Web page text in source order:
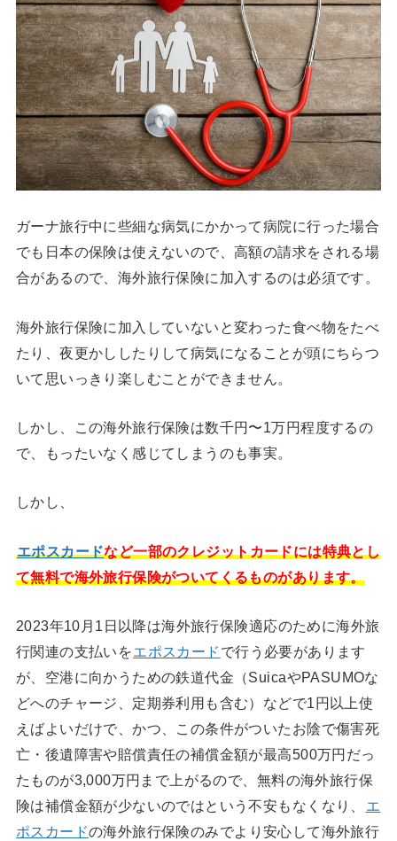
ガーナ旅行中に些細な病気にかかって病院に行った場合
でも日本の保険は使えないので、高額の請求をされる場
合があるので、海外旅行保険に加入するのは必須です。
海外旅行保険に加入していないと変わった食べ物をたべ
たり、夜更かししたりして病気になることが頭にちらつ
いて思いっきり楽しむことができません。
しかし、この海外旅行保険は数千円〜1万円程度するの
で、もったいなく感じてしまうのも事実。
しかし、
エポスカードなど一部のクレジットカードには特典とし
て無料で海外旅行保険がついてくるものがあります。
2023年10月1日以降は海外旅行保険適応のために海外旅
行関連の支払いをエポスカード で行う必要があります
が、空港に向かうための鉄道代金（SuicaやPASUMOな
どへのチャージ、定期券利用も含む）などで1円以上使
えばよいだけで、かつ、この条件がついたお陰で傷害死
亡・後遺障害や賠償責任の補償金額が最高500万円だっ
たものが3,000万円まで上がるので、無料の海外旅行保
険は補償金額が少ないのではという不安もなくなり、
エ
ポスカードの海外旅行保険のみでより安心して海外旅行